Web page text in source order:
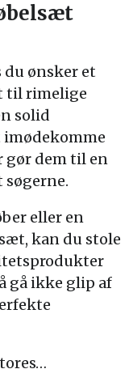
du ønsker et
til rimelige
solid
imødekomme
gør dem til en
eller en
kan du stole
gå ikke glip af